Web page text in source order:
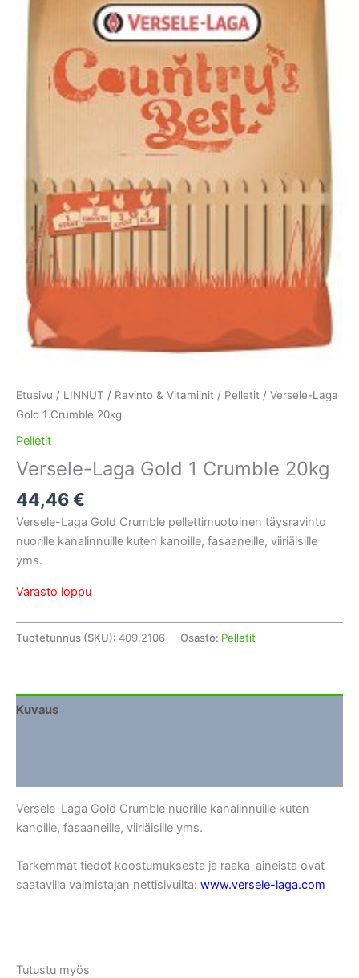
Etusivu / LINNUT / Ravinto & Vitamiinit / Pelletit / Versele-Laga
Gold 1 Crumble 20kg
Pelletit
Versele-Laga Gold 1 Crumble 20kg
44,46€
Versele-Laga Gold Crumble pellettimuotoinen täysravinto
nuorille kanalinnuille kuten kanoille, fasaaneille, viiriäisille
yms.
Varasto loppu
Tuotetunnus (SKU): 409.2106 Osasto: Pelletit
Kuvaus
Versele-Laga Gold Crumble nuorille kanalinnuille kuten
kanoille, fasaaneille, viiriäisille yms.
Tarkemmat tiedot koostumuksesta ja raaka-aineista ovat
saatavilla valmistajan nettisivuilta: www.versele-laga.com
Tutustu myös